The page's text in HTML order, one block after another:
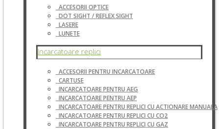
ACCESORII OPTICE
DOT SIGHT / REFLEX SIGHT
LASERE
LUNETE
Incarcatoare replici
ACCESORII PENTRU INCARCATOARE
CARTUSE
INCARCATOARE PENTRU AEG
INCARCATOARE PENTRU AEP
INCARCATOARE PENTRU REPLICI CU ACTIONARE MANUALA
INCARCATOARE PENTRU REPLICI CU CO2
INCARCATOARE PENTRU REPLICI CU GAZ